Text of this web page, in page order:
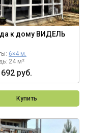
к дому ВИДЕЛЬ
6×4 м.
24 м²
руб.
Купить